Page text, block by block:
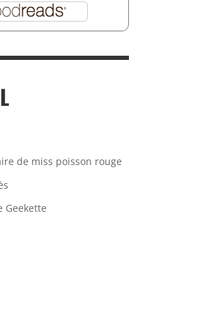
de miss poisson rouge
Geekette